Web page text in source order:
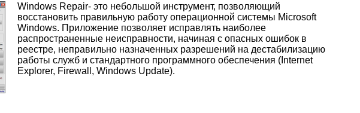
Windows Repair- это небольшой инструмент, позволяющий
восстановить правильную работу операционной системы Microsoft
Windows. Приложение позволяет исправлять наиболее
распространенные неисправности, начиная с опасных ошибок в
реестре, неправильно назначенных разрешений на дестабилизацию
работы служб и стандартного программного обеспечения (Internet
Explorer, Firewall, Windows Update).